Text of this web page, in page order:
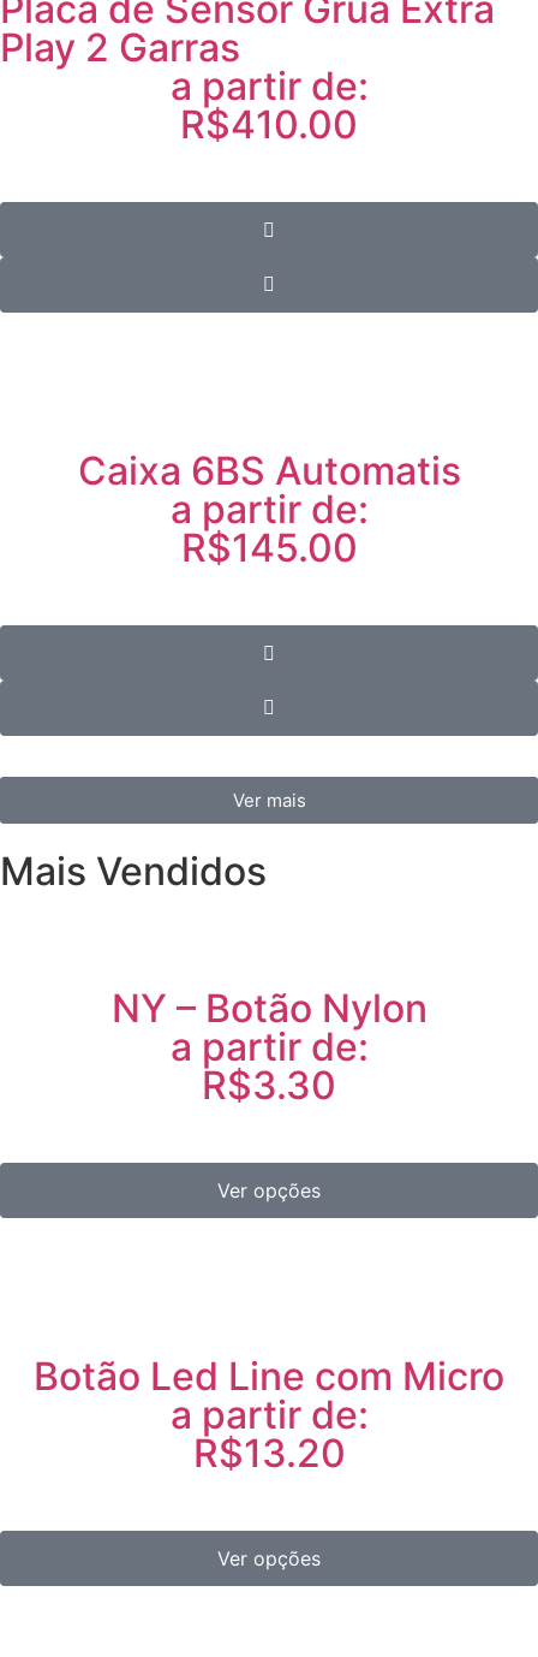
Play 2 Garras
a partir de:
R$410.00
Caixa 6BS Automatis
a partir de:
R$145.00
Ver mais
Mais Vendidos
NY – Botão Nylon
a partir de:
R$3.30
Ver opções
Botão Led Line com Micro
a partir de:
R$13.20
Ver opções